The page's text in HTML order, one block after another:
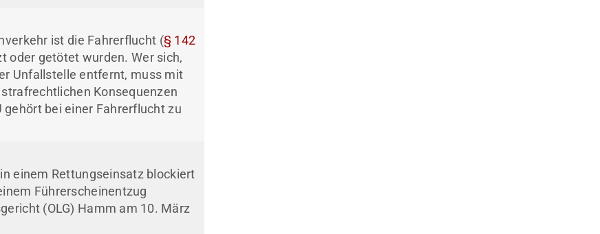
ist die Fahrerflucht (§ 142
oder getötet wurden. Wer sich,
Unfallstelle entfernt, muss mit
Konsequenzen
gehört bei einer Fahrerflucht zu
einem Rettungseinsatz blockiert
Führerscheinentzug
(OLG) Hamm am 10. März